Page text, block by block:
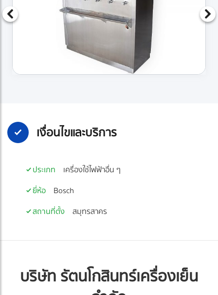
เงื่อนไขและบริการ
ประเภท
เครื่องใช้ไฟฟ้าอื่น ๆ
ยี่ห้อ
Bosch
สถานที่ตั้ง
สมุทรสาคร
บริษัท รัตนโกสินทร์เครื่องเย็น